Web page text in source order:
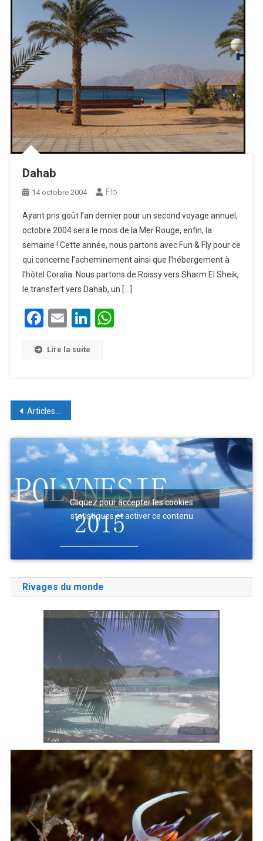
Dahab
14 octobre 2004 Flo
Ayant pris goût l’an dernier pour un second voyage annuel,
octobre 2004 sera le mois de la Mer Rouge, enfin, la
semaine ! Cette année, nous partons avec Fun & Fly pour ce
qui concerne l’acheminement ainsi que l’hébergement à
l’hôtel Coralia. Nous partons de Roissy vers Sharm El Sheik,
le transfert vers Dahab, un […]
Facebook
EmailLinkedIn
WhatsApp
Lire la suite
Navigation des articles
Articles plus anciens
Cliquez pour accepter les cookies
statistiques et activer ce contenu
Rivages du monde